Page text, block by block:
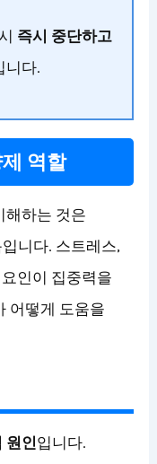
즉시 중단하고
니다.
역할
해하는 것은
니다. 스트레스,
인이 집중력을
어떻게 도움을
원인입니다.